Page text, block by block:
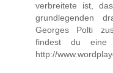
verbreitete ist,
grundlegenden
Georges Polti
findest du eine
http://